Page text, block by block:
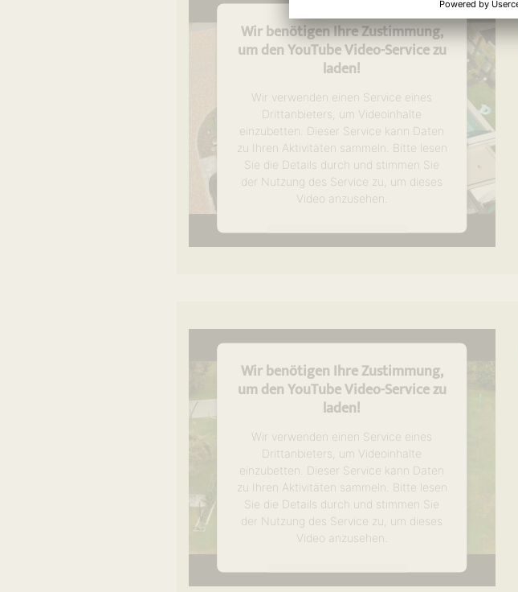
Wir benötigen Ihre Zustimmung,
um den YouTube Video-Service zu
laden!
Wir verwenden einen Service eines
Drittanbieters, um Videoinhalte
einzubetten. Dieser Service kann Daten
zu Ihren Aktivitäten sammeln. Bitte lesen
Sie die Details durch und stimmen Sie
der Nutzung des Service zu, um dieses
Video anzusehen.
Management Platform
Wir benötigen Ihre Zustimmung,
um den YouTube Video-Service zu
laden!
Wir verwenden einen Service eines
Drittanbieters, um Videoinhalte
einzubetten. Dieser Service kann Daten
zu Ihren Aktivitäten sammeln. Bitte lesen
Sie die Details durch und stimmen Sie
der Nutzung des Service zu, um dieses
Video anzusehen.